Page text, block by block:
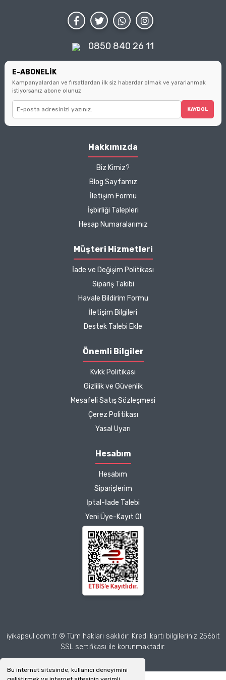
Bu internet sitesinde, kullanıcı deneyimini
noktaları bulacaksınız.
Küçük seçimlerin büyük
hatırlatarak, sizi bilinçli
tüketici olmanın
ipuçlarıyla
0850 840 26 11
E-ABONELİK
Kampanyalardan ve fırsatlardan ilk siz haberdar olmak ve yararlanmak
istiyorsanız abone olunuz
KAYDOL
Hakkımızda
Biz Kimiz?
Blog Sayfamız
İletişim Formu
İşbirliği Talepleri
Hesap Numaralarımız
Müşteri Hizmetleri
İade ve Değişim Politikası
Sipariş Takibi
Havale Bildirim Formu
İletişim Bilgileri
Destek Talebi Ekle
Önemli Bilgiler
Kvkk Politikası
Gizlilik ve Güvenlik
Mesafeli Satış Sözleşmesi
Çerez Politikası
Yasal Uyarı
Hesabım
Hesabım
Siparişlerim
İptal-İade Talebi
Yeni Üye-Kayıt Ol
iyikapsul.com.tr © Tüm hakları saklıdır. Kredi kartı bilgileriniz 256bit
SSL sertifikası ile korunmaktadır.